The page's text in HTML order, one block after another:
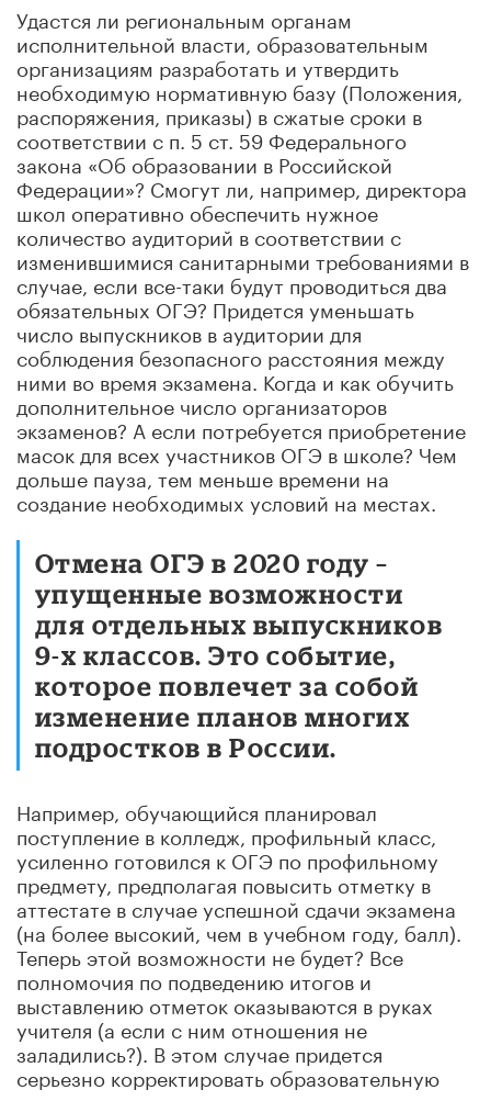
Удастся ли региональным органам
исполнительной власти, образовательным
организациям разработать и утвердить
необходимую нормативную базу (Положения,
распоряжения, приказы) в сжатые сроки в
соответствии с п. 5 ст. 59 Федерального
закона «Об образовании в Российской
Федерации»? Смогут ли, например, директора
школ оперативно обеспечить нужное
количество аудиторий в соответствии с
изменившимися санитарными требованиями в
случае, если все-таки будут проводиться два
обязательных ОГЭ? Придется уменьшать
число выпускников в аудитории для
соблюдения безопасного расстояния между
ними во время экзамена. Когда и как обучить
дополнительное число организаторов
экзаменов? А если потребуется приобретение
масок для всех участников ОГЭ в школе? Чем
дольше пауза, тем меньше времени на
создание необходимых условий на местах.
Отмена ОГЭ в 2020 году –
упущенные возможности
для отдельных выпускников
9-х классов. Это событие,
которое повлечет за собой
изменение планов многих
подростков в России.
Например, обучающийся планировал
поступление в колледж, профильный класс,
усиленно готовился к ОГЭ по профильному
предмету, предполагая повысить отметку в
аттестате в случае успешной сдачи экзамена
(на более высокий, чем в учебном году, балл).
Теперь этой возможности не будет? Все
полномочия по подведению итогов и
выставлению отметок оказываются в руках
учителя (а если с ним отношения не
заладились?). В этом случае придется
серьезно корректировать образовательную